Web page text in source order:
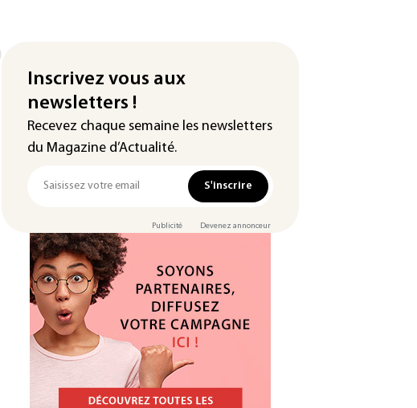
Inscrivez vous aux
newsletters !
Recevez chaque semaine les newsletters
du Magazine d’Actualité.
S'inscrire
Publicité Devenez annonceur